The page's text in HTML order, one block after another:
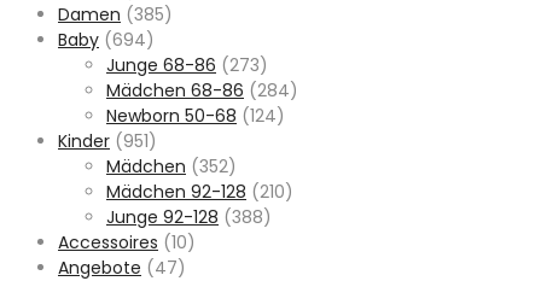
Damen (385)
Baby (694)
Junge 68-86 (273)
Mädchen 68-86 (284)
Newborn 50-68 (124)
Kinder (951)
Mädchen (352)
Mädchen 92-128 (210)
Junge 92-128 (388)
Accessoires (10)
Angebote (47)